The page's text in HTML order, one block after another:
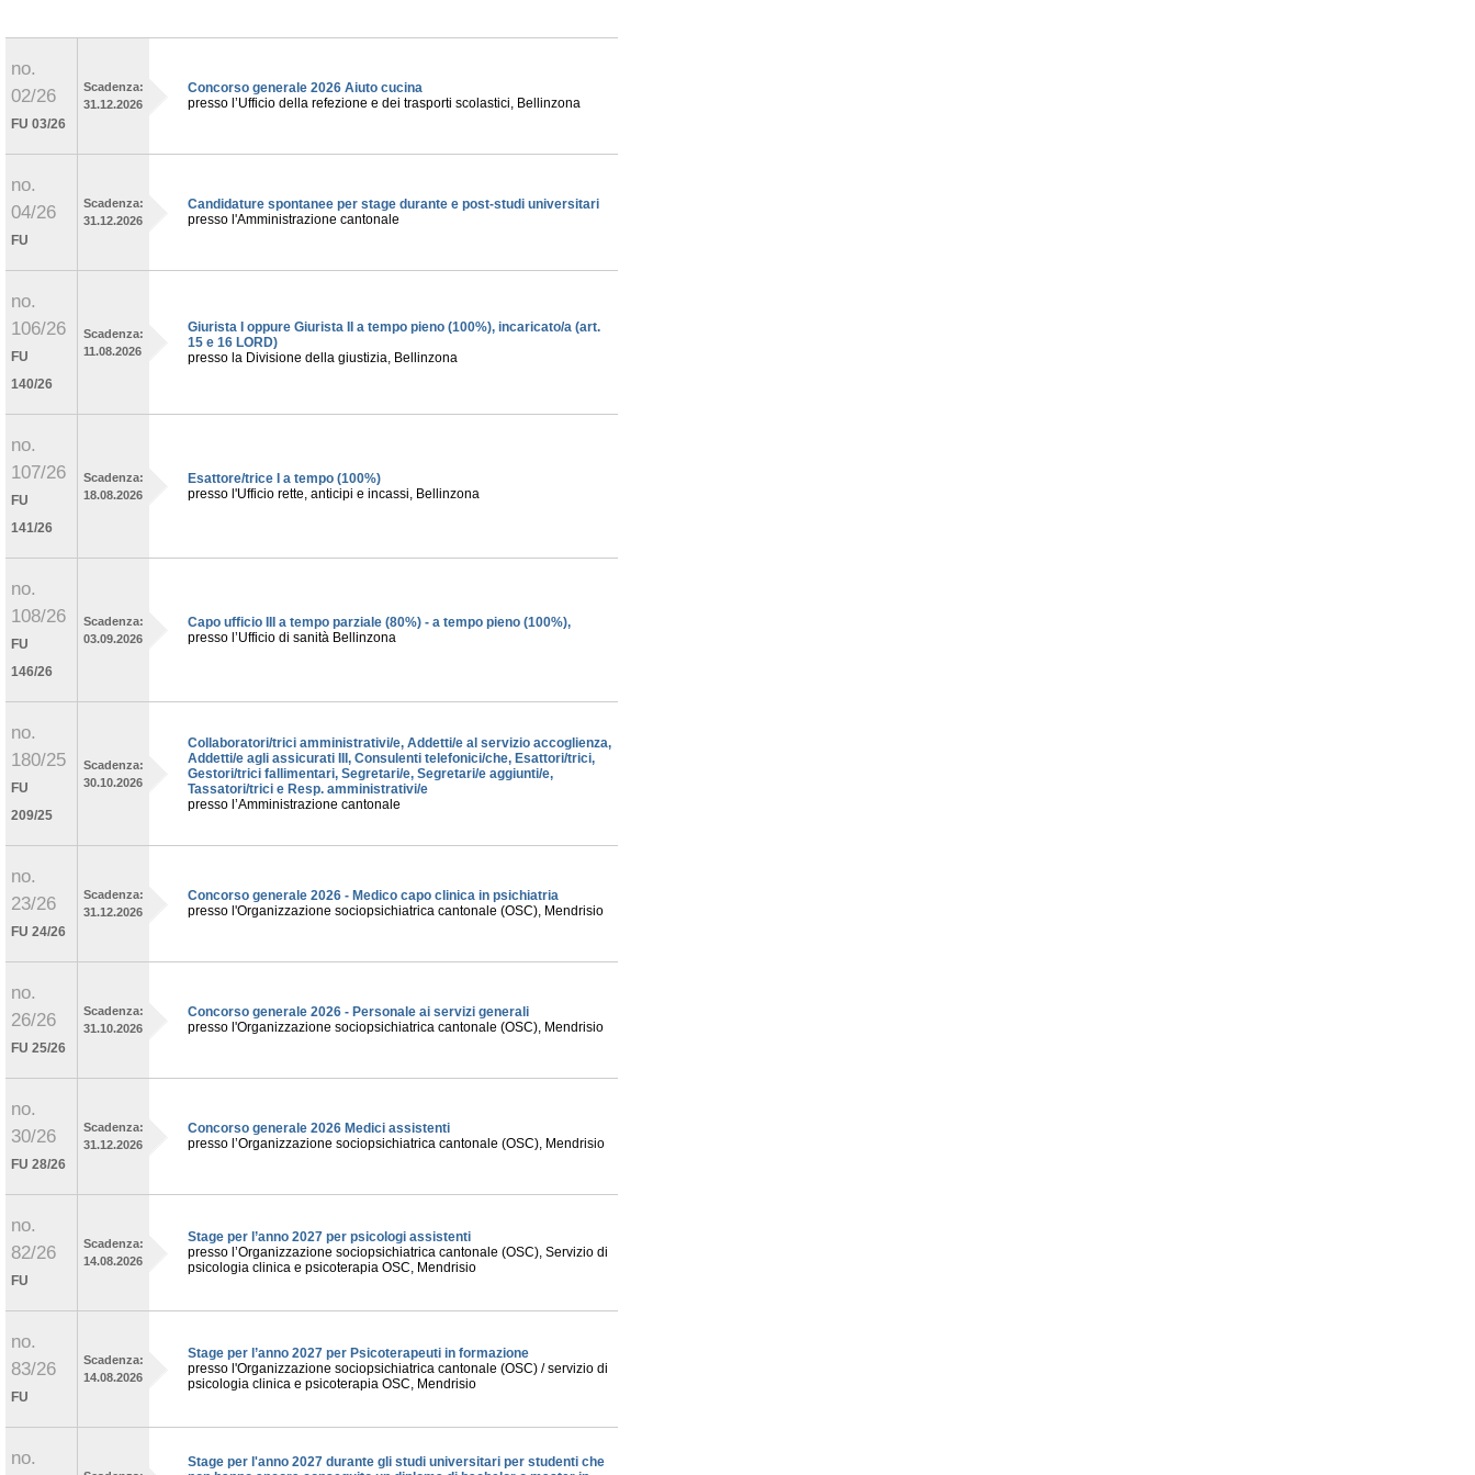
no.
02/26
FU 03/26
Scadenza:
31.12.2026
Concorso generale 2026 Aiuto cucina
presso l’Ufficio della refezione e dei trasporti scolastici, Bellinzona
no.
04/26
FU
Scadenza:
31.12.2026
Candidature spontanee per stage durante e post-studi universitari
presso l'Amministrazione cantonale
no.
106/26
FU
140/26
Scadenza:
11.08.2026
Giurista I oppure Giurista II a tempo pieno (100%), incaricato/a (art.
15 e 16 LORD)
presso la Divisione della giustizia, Bellinzona
no.
107/26
FU
141/26
Scadenza:
18.08.2026
Esattore/trice I a tempo (100%)
presso l'Ufficio rette, anticipi e incassi, Bellinzona
no.
108/26
FU
146/26
Scadenza:
03.09.2026
Capo ufficio III a tempo parziale (80%) - a tempo pieno (100%),
presso l’Ufficio di sanità Bellinzona
no.
180/25
FU
209/25
Scadenza:
30.10.2026
Collaboratori/trici amministrativi/e, Addetti/e al servizio accoglienza,
Addetti/e agli assicurati III, Consulenti telefonici/che, Esattori/trici,
Gestori/trici fallimentari, Segretari/e, Segretari/e aggiunti/e,
Tassatori/trici e Resp. amministrativi/e
presso l’Amministrazione cantonale
no.
23/26
FU 24/26
Scadenza:
31.12.2026
Concorso generale 2026 - Medico capo clinica in psichiatria
presso l'Organizzazione sociopsichiatrica cantonale (OSC), Mendrisio
no.
26/26
FU 25/26
Scadenza:
31.10.2026
Concorso generale 2026 - Personale ai servizi generali
presso l'Organizzazione sociopsichiatrica cantonale (OSC), Mendrisio
no.
30/26
FU 28/26
Scadenza:
31.12.2026
Concorso generale 2026 Medici assistenti
presso l’Organizzazione sociopsichiatrica cantonale (OSC), Mendrisio
no.
82/26
FU
Scadenza:
14.08.2026
Stage per l’anno 2027 per psicologi assistenti
presso l’Organizzazione sociopsichiatrica cantonale (OSC), Servizio di
psicologia clinica e psicoterapia OSC, Mendrisio
no.
83/26
FU
Scadenza:
14.08.2026
Stage per l’anno 2027 per Psicoterapeuti in formazione
presso l'Organizzazione sociopsichiatrica cantonale (OSC) / servizio di
psicologia clinica e psicoterapia OSC, Mendrisio
no.
Stage per l'anno 2027 durante gli studi universitari per studenti che